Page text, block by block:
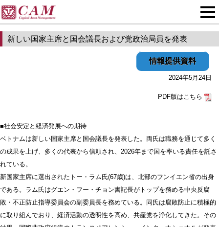
新しい国家主席と国会議長および党政治局員を発表
情報提供資料
2024年5月24日
PDF版はこちら
■社会安定と経済発展への期待
ベトナムは新しい国家主席と国会議長を発表した。両氏は職務を通じて多く
の成果を上げ、多くの代表から信頼され、2026年まで国を率いる責任を託さ
れている。
新国家主席に選出されたトー・ラム氏(67歳)は、北部のフンイエン省の出身
である。ラム氏はグエン・フー・チョン書記長がトップを務める中央反腐
敗・不正防止指導委員会の副委員長を務めている。同氏は腐敗防止に積極的
に取り組んでおり、経済活動の透明性を高め、共産党を浄化してきた。その